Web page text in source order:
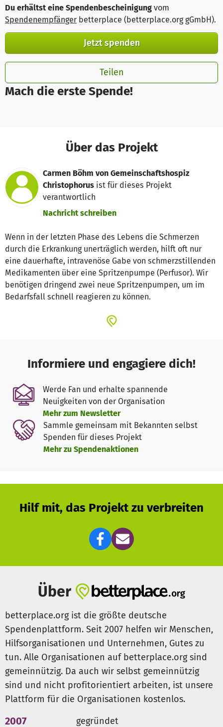
Mach die erste Spende!
Du erhältst eine Spendenbescheinigung vom
Spendenempfänger betterplace (betterplace.org gGmbH).
Jetzt spenden
Teilen
Über das Projekt
Carmen Böhm von Gemeinschaftshospiz
Christophorus ist für dieses Projekt
verantwortlich
Nachricht schreiben
Wenn in der letzten Phase des Lebens die Schmerzen
durch die Erkrankung unerträglich werden, hilft oft nur
eine dauerhafte, intravenöse Gabe von schmerzstillenden
Medikamenten über eine Spritzenpumpe (Perfusor). Wir
benötigen dringend zwei neue Spritzenpumpen, um im
Bedarfsfall schnell reagieren zu können.
Informiere und engagiere dich!
Werde Fan und erhalte spannende
Neuigkeiten von der Organisation
Mehr zum Newsletter
Sammle gemeinsam mit Bekannten selbst
Spenden für dieses Projekt
Mehr zu Spendenaktionen
Hilf mit, das Projekt zu verbreiten
Über
betterplace.org ist die größte deutsche
Spendenplattform. Seit 2007 helfen wir Menschen,
Hilfsorganisationen und Unternehmen, Gutes zu
tun. Alle Organisationen auf betterplace.org sind
gemeinnützig. Da auch wir selbst gemeinnützig
sind und nicht profitorientiert arbeiten, ist unsere
Plattform für die Organisationen kostenlos.
2007 gegründet